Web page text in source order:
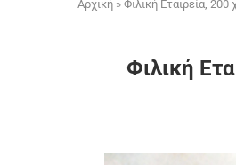
Αρχική » Φιλική Εταιρεία,
Φιλική